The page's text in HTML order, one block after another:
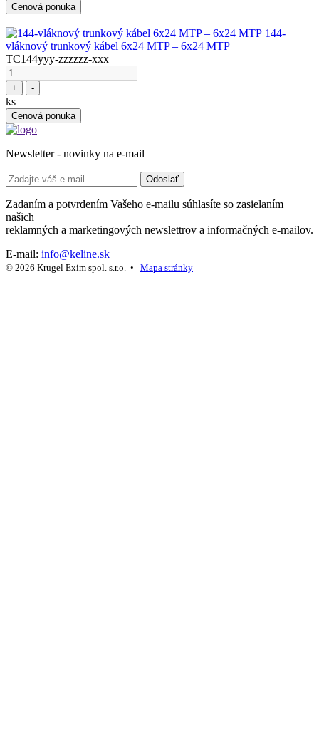
Cenová ponuka
144-
vláknový trunkový kábel 6x24 MTP – 6x24 MTP
TC144yyy-zzzzzz-xxx
+ -
ks
Cenová ponuka
Newsletter - novinky na e-mail
Odoslať
Zadaním a potvrdením Vašeho e-mailu súhlasíte so zasielaním
našich
reklamných a marketingových newslettrov a informačných e-mailov.
E-mail: info@keline.sk
© 2026 Krugel Exim spol. s.r.o. • Mapa stránky